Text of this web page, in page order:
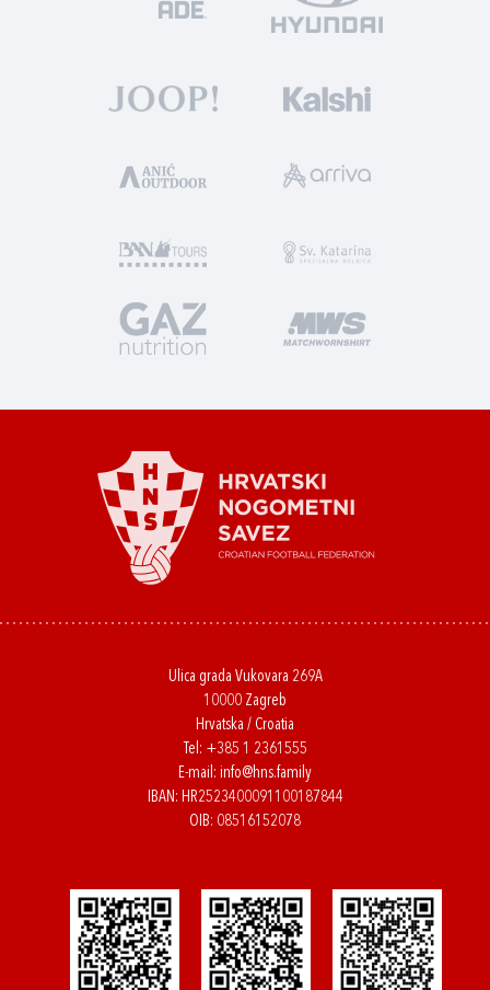
Ulica grada Vukovara 269A
10000 Zagreb
Hrvatska / Croatia
Tel: +385 1 2361555
E-mail: info@hns.family
IBAN: HR2523400091100187844
OIB: 08516152078